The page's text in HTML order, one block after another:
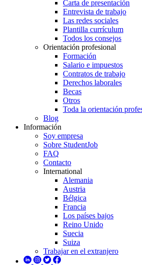
Carta de presentación
Entrevista de trabajo
Las redes sociales
Plantilla currículum
Todos los consejos
Orientación profesional
Formación
Salario e impuestos
Contratos de trabajo
Derechos laborales
Becas
Otros
Toda la orientación
Blog
Información
Soy empresa
Sobre StudentJob
FAQ
Contacto
International
Alemania
Austria
Bélgica
Francia
Los países bajos
Reino Unido
Suecia
Suiza
Trabajar en el extranjero